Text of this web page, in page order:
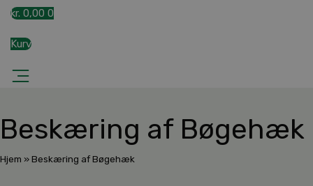
kr. 0,00 0
Kurv
Beskæring af Bøgehæk
Hjem »Beskæring af Bøgehæk